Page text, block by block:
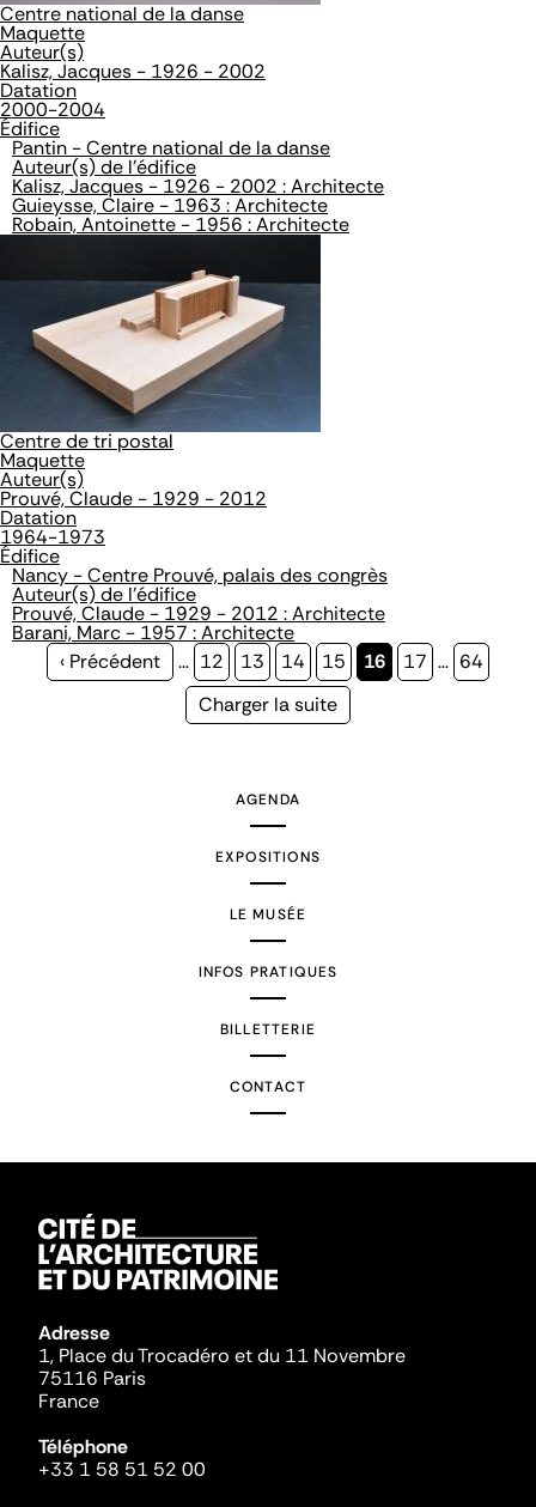
Centre national de la danse
Maquette
Auteur(s)
Kalisz, Jacques - 1926 - 2002
Datation
2000-2004
Édifice
Pantin - Centre national de la danse
Auteur(s) de l'édifice
Kalisz, Jacques - 1926 - 2002 : Architecte
Guieysse, Claire - 1963 : Architecte
Robain, Antoinette - 1956 : Architecte
Centre de tri postal
Maquette
Auteur(s)
Prouvé, Claude - 1929 - 2012
Datation
1964-1973
Édifice
Nancy - Centre Prouvé, palais des congrès
Auteur(s) de l'édifice
Prouvé, Claude - 1929 - 2012 : Architecte
Barani, Marc - 1957 : Architecte
Page
‹ Précédent … Page
12 Page
13 Page
14 Page
15
Page
16 Page
17 … Page
64
Page
Charger la suite
AGENDA
EXPOSITIONS
LE MUSÉE
INFOS PRATIQUES
BILLETTERIE
CONTACT
Adresse
1, Place du Trocadéro et du 11 Novembre
75116 Paris
France
Téléphone
+33 1 58 51 52 00